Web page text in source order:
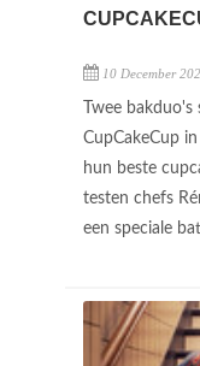
10 December
Twee
CupCakeCup
hun beste
testen chefs
een speciale